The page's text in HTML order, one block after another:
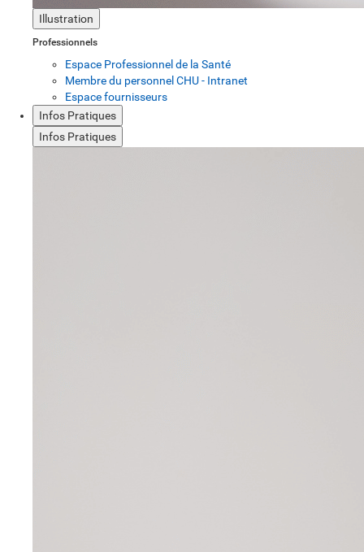
Illustration
Professionnels
Espace Professionnel de la Santé
Membre du personnel CHU - Intranet
Espace fournisseurs
Infos Pratiques
Infos Pratiques